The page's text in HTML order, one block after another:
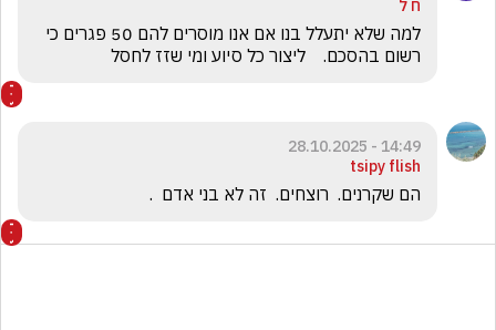
ח ל
רשום בהסכם.    ליצור כל סיוע ומי שזז לחסל
14:49 - 28.10.2025
tsipy flish
הם שקרנים.  רוצחים.  זה לא בני אדם  .